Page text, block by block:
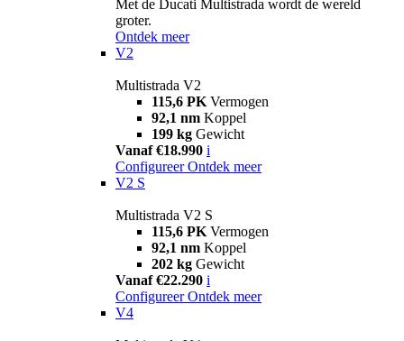
Met de Ducati Multistrada wordt de wereld
groter.
Ontdek meer
V2
Multistrada V2
115,6 PK Vermogen
92,1 nm Koppel
199 kg Gewicht
Vanaf €18.990 i
Configureer Ontdek meer
V2 S
Multistrada V2 S
115,6 PK Vermogen
92,1 nm Koppel
202 kg Gewicht
Vanaf €22.290 i
Configureer Ontdek meer
V4